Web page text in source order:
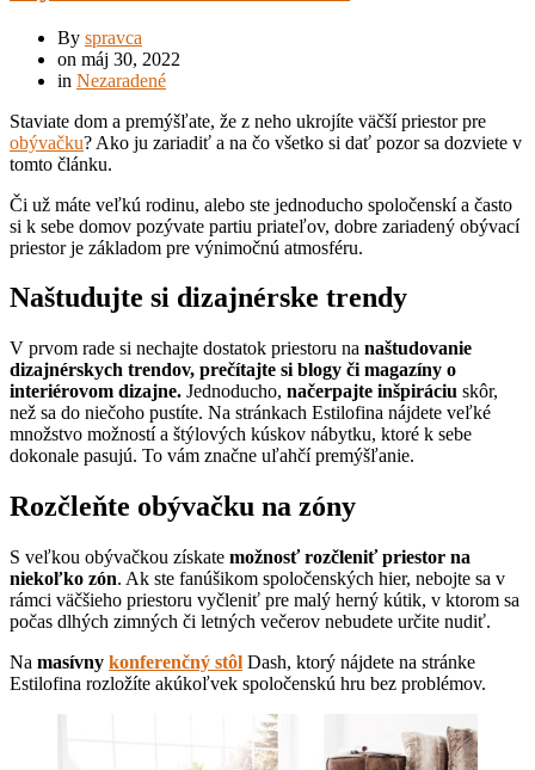
By spravca
on máj 30, 2022
in Nezaradené
Staviate dom a premýšľate, že z neho ukrojíte väčší priestor pre
obývačku? Ako ju zariadiť a na čo všetko si dať pozor sa dozviete v
tomto článku.
Či už máte veľkú rodinu, alebo ste jednoducho spoločenskí a často
si k sebe domov pozývate partiu priateľov, dobre zariadený obývací
priestor je základom pre výnimočnú atmosféru.
Naštudujte si dizajnérske trendy
V prvom rade si nechajte dostatok priestoru na naštudovanie
dizajnérskych trendov, prečítajte si blogy či magazíny o
interiérovom dizajne. Jednoducho, načerpajte inšpiráciu skôr,
než sa do niečoho pustíte. Na stránkach Estilofina nájdete veľké
množstvo možností a štýlových kúskov nábytku, ktoré k sebe
dokonale pasujú. To vám značne uľahčí premýšľanie.
Rozčleňte obývačku na zóny
S veľkou obývačkou získate možnosť rozčleniť priestor na
niekoľko zón. Ak ste fanúšikom spoločenských hier, nebojte sa v
rámci väčšieho priestoru vyčleniť pre malý herný kútik, v ktorom sa
počas dlhých zimných či letných večerov nebudete určite nudiť.
Na masívny konferenčný stôl Dash, ktorý nájdete na stránke
Estilofina rozložíte akúkoľvek spoločenskú hru bez problémov.